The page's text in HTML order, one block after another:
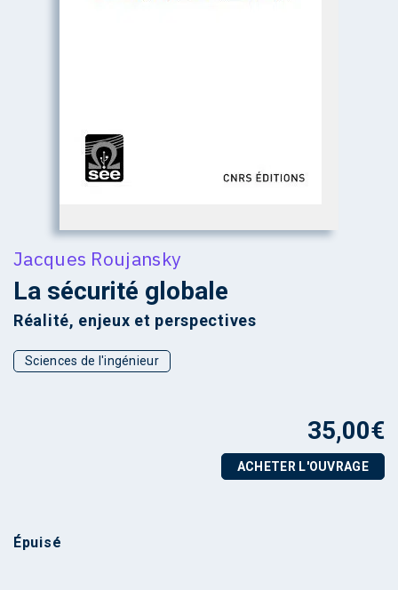
Jacques Roujansky
La sécurité globale
Réalité, enjeux et perspectives
Sciences de l'ingénieur
35,00€
ACHETER L'OUVRAGE
Épuisé